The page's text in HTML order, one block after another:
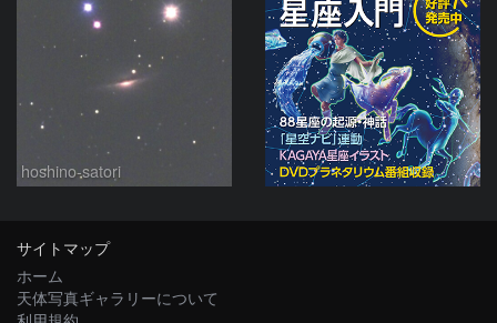
hoshino-satori
サイトマップ
ホーム
天体写真ギャラリーについて